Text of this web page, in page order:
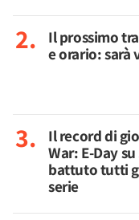
Il prossimo
e orario: sarà
Il record di
War: E-Day
battuto tutti
serie